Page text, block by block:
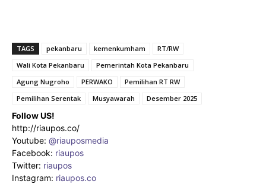
TAGS pekanbaru kemenkumham
RT/RW
Wali Kota Pekanbaru
Pemerintah Kota Pekanbaru
Agung Nugroho
PERWAKO
Pemilihan RT RW
Pemilihan Serentak
Musyawarah Desember 2025
Follow US!
http://riaupos.co/
Youtube: @riauposmedia
Facebook: riaupos
Twitter: riaupos
Instagram: riaupos.co